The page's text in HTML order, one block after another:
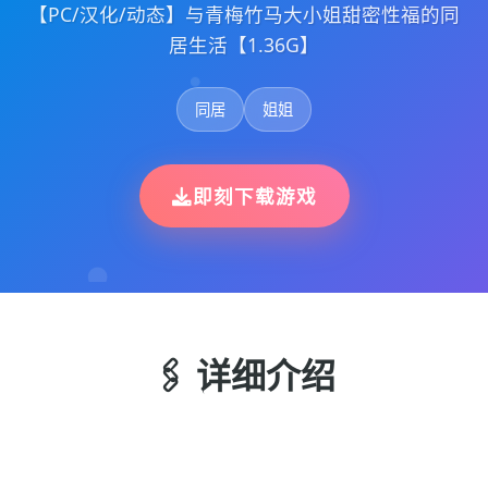
【PC/汉化/动态】与青梅竹马大小姐甜密性福的同
居生活【1.36G】
同居 姐姐
即刻下载游戏
🖇️ 详细介绍